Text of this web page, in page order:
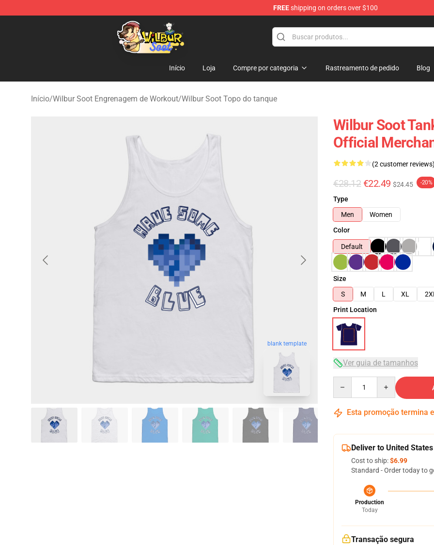
FREEshipping on orders over $100
Wilbur Soot Shop - Official Wilbur Soot Merchandise Store
Início Loja Compre por categoria Rastreamento de pedido Blog
Início/Wilbur Soot Engrenagem de Workout/Wilbur Soot Topo do tanque
blank template
Wilbur Soot
Official
(2 customer reviews)
€28.12 €22.49 $24.45 -20%
Type
Men
Women
Color
Default
Size
S
M L XL 2XL
Print Location
Ver guia de tamanhos
Esta promoção termina
Deliver to United States
Cost to ship:$6.99
Standard - Order today to
Production
Today
Transação segura